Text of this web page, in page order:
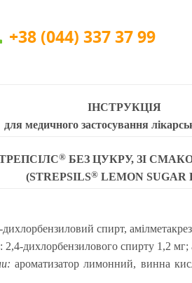
+38 (044) 337 37 99
ІНСТРУКЦІЯ
для медичного застосування
®БЕЗ ЦУКРУ, ЗІ
(STREPSILS®LEMON SUGAR
дихлорбензиловий спирт,
2,4-дихлорбензилового спирту 1,2 мг;
ароматизатор лимонний, винна